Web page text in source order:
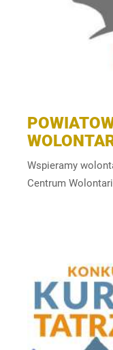
Wspieramy
Centrum